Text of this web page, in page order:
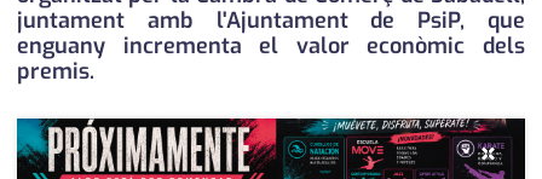
serveis
successos
juntament amb l'Ajuntament de PsiP, que
enguany incrementa el valor econòmic dels
premis.
×